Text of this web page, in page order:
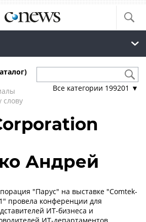
слову
Все категории 199201 ▼
Андрей
"Парус" на выставке "Comtek-
провела конференции для
ИТ-бизнеса и